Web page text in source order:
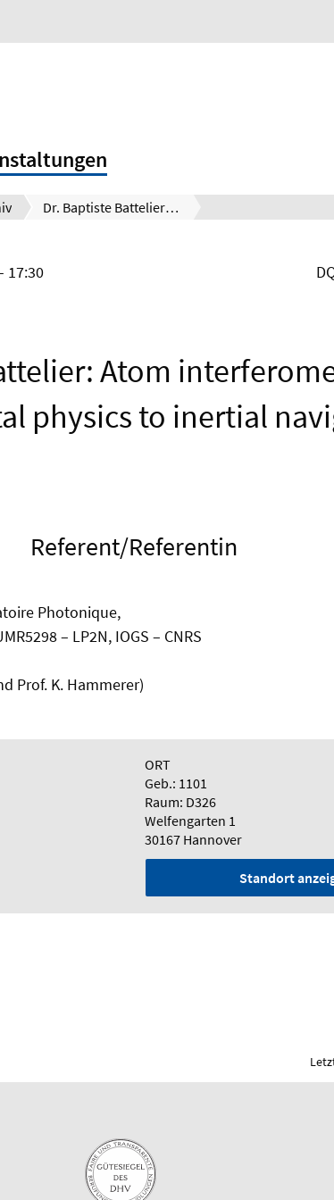
Dr. Baptiste Battelier: Atom interferometry: from fundamental physics to inertial navigation
17:30
Atom
physics to inertial
Referent/Referentin
Photonique,
– LP2N, IOGS – CNRS
Prof. K. Hammerer)
ORT
Geb.: 1101
Raum: D326
Welfengarten 1
30167 Hannover
Standort